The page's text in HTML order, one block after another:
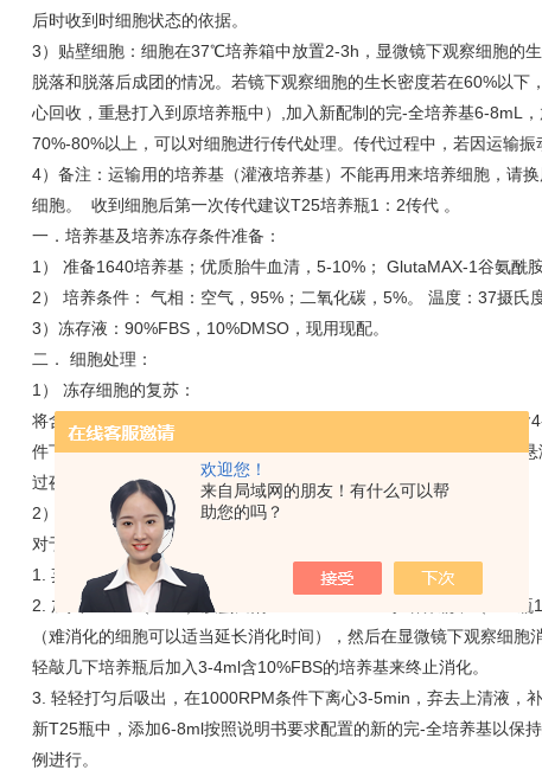
欢迎您！
来自局域网的朋友！有什么可以帮
助您的吗？
后时收到时细胞状态的依据。
3）贴壁细胞：细胞在37℃培养箱中放置2-3h，显微镜下观察细胞的
脱落和脱落后成团的情况。若镜下观察细胞的生长密度若在60%以
心回收，重悬打入到原培养瓶中）,加入新配制的完-全培养基6-8mL
70%-80%以上，可以对细胞进行传代处理。传代过程中，若因运输振
4）备注：运输用的培养基（灌液培养基）不能再用来培养细胞，请
细胞。 收到细胞后第一次传代建议T25培养瓶1：2传代 。
一．培养基及培养冻存条件准备：
1） 准备1640培养基；优质胎牛血清，5-10%； GlutaMAX-1谷氨酰
2） 培养条件： 气相：空气，95%；二氧化碳，5%。 温度：37摄氏
3）冻存液：90%FBS，10%DMSO，现用现配。
二． 细胞处理：
1） 冻存细胞的复苏：
将含有1mL细胞悬液的冻存管在37℃水浴中迅速摇晃解冻，加入到含
件下离心3-5min，弃去上清液，完-全培养基重悬细胞。然后将细胞
过夜。第二天显微镜下观察细胞生长情况和细胞密度。
2） 细胞传代：如果细胞密度达80%-90%，即可进行传代培养。
对于贴壁细胞传代可以参考以下方法：
1. 弃去培养上清，用不含钙、镁离子的PBS润洗细胞1-2次。
2. 加入0.25％（w / v）胰蛋白酶-0.53 mM EDTA于培养瓶中（T25
（难消化的细胞可以适当延长消化时间），然后在显微镜下观察细
轻敲几下培养瓶后加入3-4ml含10%FBS的培养基来终止消化。
3. 轻轻打匀后吸出，在1000RPM条件下离心3-5min，弃去上清液，
新T25瓶中，添加6-8ml按照说明书要求配置的新的完-全培养基以保
例进行。